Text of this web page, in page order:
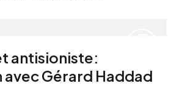
antisioniste:
avec Gérard Haddad